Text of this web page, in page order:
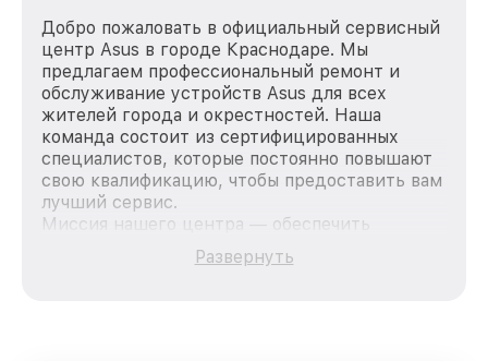
Добро пожаловать в официальный сервисный
центр Asus в городе Краснодаре. Мы
предлагаем профессиональный ремонт и
обслуживание устройств Asus для всех
жителей города и окрестностей. Наша
команда состоит из сертифицированных
специалистов, которые постоянно повышают
свою квалификацию, чтобы предоставить вам
лучший сервис.
Миссия нашего центра — обеспечить
качественный и доступный ремонт для
каждого пользователя продукции Asus, вне
Развернуть